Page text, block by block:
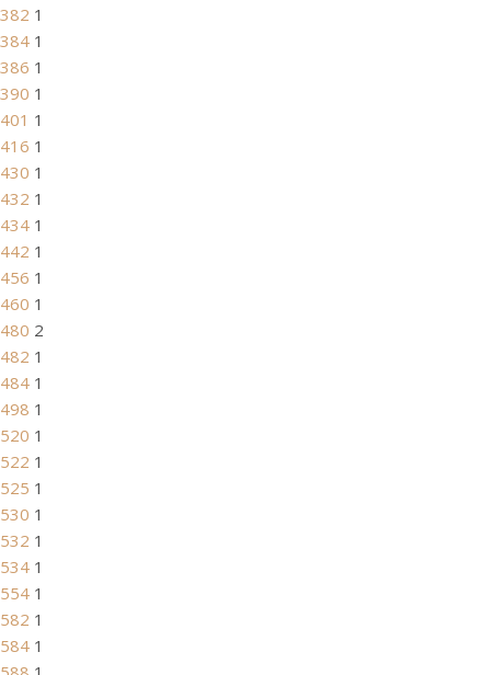
382 1
384 1
386 1
390 1
401 1
416 1
430 1
432 1
434 1
442 1
456 1
460 1
480 2
482 1
484 1
498 1
520 1
522 1
525 1
530 1
532 1
534 1
554 1
582 1
584 1